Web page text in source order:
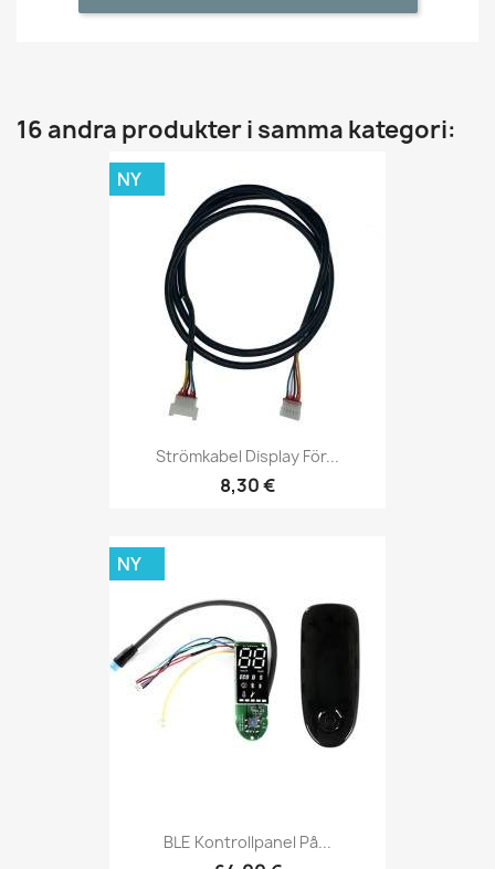
16 andra produkter i samma kategori:
Strömkabel Display För...
8,30 €
NY
BLE Kontrollpanel På...
NY